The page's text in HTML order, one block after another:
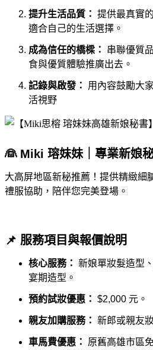
提升生活品質： 提供最真實
適合自己的生活選擇。
成為信任的橋樑：
串聯優質
食與優質體驗推廣出去。
記錄與啟發：
用內容鼓勵大
活視野
👰 Miki 瑢妹妹｜專業新娘
大高屏地區新秘推薦！提供精緻細
禮服協助，陪伴您完美登場。
📌 服務項目與報價說明
核心服務： 新娘單妝髮造型
宴期造型。
預約試妝優惠： $2,000 元。
親友加購服務： 新郎或親友
車馬費優惠：
原舊高雄市區